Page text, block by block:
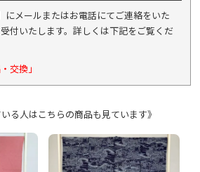
にメールまたはお電話にてご連絡をいた
付いたします。詳しくは下記をご覧くだ
交換」
る人はこちらの商品も見ています》